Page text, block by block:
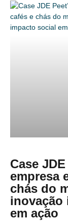
Case
empresa
chás do
inovação
em ação